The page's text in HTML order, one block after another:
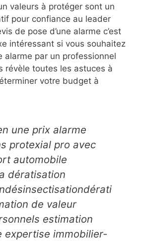
valeurs à protéger sont un
pour confiance au leader
de pose d’une alarme c’est
intéressant si vous souhaitez
alarme par un professionnel
révèle toutes les astuces à
votre budget à
une prix alarme
protexial pro avec
automobile
dératisation
de valeur
estimation
expertise immobilier-